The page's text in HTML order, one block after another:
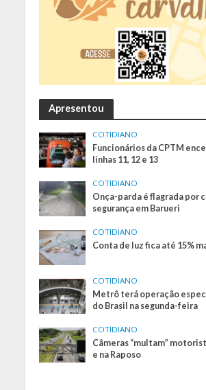
Apresentou
COTIDIANO
Funcionários da CPTM
linhas 11, 12 e 13
COTIDIANO
Onça-parda é flagrada por
segurança em Barueri
COTIDIANO
Conta de luz fica até 15%
COTIDIANO
Metrô terá operação
do Brasil na segunda-feira
COTIDIANO
Câmeras “multam”
e na Raposo